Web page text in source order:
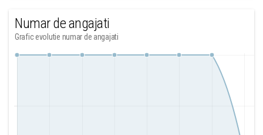
Numar de angajati
Grafic evolutie numar de angajati